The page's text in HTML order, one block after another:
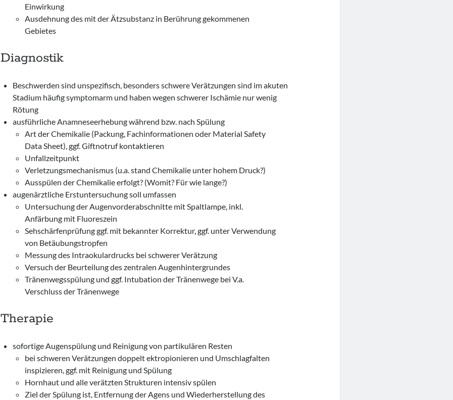
Einwirkung
Ausdehnung des mit der Ätzsubstanz in Berührung gekommenen
Gebietes
Diagnostik
Beschwerden sind unspezifisch, besonders schwere Verätzungen sind im akuten
Stadium häufig symptomarm und haben wegen schwerer Ischämie nur wenig
Rötung
ausführliche Anamneseerhebung während bzw. nach Spülung
Art der Chemikalie (Packung, Fachinformationen oder Material Safety
Data Sheet), ggf. Giftnotruf kontaktieren
Unfallzeitpunkt
Verletzungsmechanismus (u.a. stand Chemikalie unter hohem Druck?)
Ausspülen der Chemikalie erfolgt? (Womit? Für wie lange?)
augenärztliche Erstuntersuchung soll umfassen
Untersuchung der Augenvorderabschnitte mit Spaltlampe, inkl.
Anfärbung mit Fluoreszein
Sehschärfenprüfung ggf. mit bekannter Korrektur, ggf. unter Verwendung
von Betäubungstropfen
Messung des Intraokulardrucks bei schwerer Verätzung
Versuch der Beurteilung des zentralen Augenhintergrundes
Tränenwegsspülung und ggf. Intubation der Tränenwege bei V.a.
Verschluss der Tränenwege
Therapie
sofortige Augenspülung und Reinigung von partikulären Resten
bei schweren Verätzungen doppelt ektropionieren und Umschlagfalten
inspizieren, ggf. mit Reinigung und Spülung
Hornhaut und alle verätzten Strukturen intensiv spülen
Ziel der Spülung ist, Entfernung der Agens und Wiederherstellung des